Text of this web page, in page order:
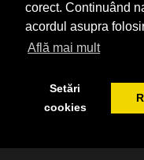
corect. Continuând
acordul asupra
Află mai mult
Setări
cookies